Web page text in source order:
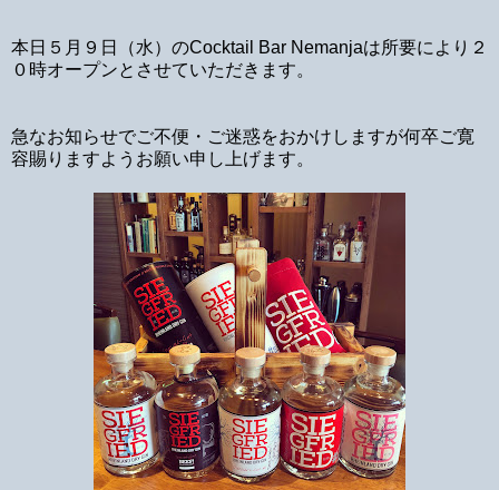
本日５月９日（水）のCocktail Bar Nemanjaは所要により２
０時オープンとさせていただきます。
急なお知らせでご不便・ご迷惑をおかけしますが何卒ご寛
容賜りますようお願い申し上げます。